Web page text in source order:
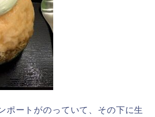
ポートがのっていて、その下に生